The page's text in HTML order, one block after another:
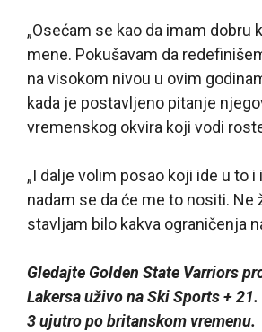
„Osećam se kao da imam dobru
mene. Pokušavam da
na visokom nivou u ovim
kada je postavljeno pitanje
vremenskog okvira koji vodi
„I dalje volim posao koji ide u to i
nadam se da će me to nositi. Ne
stavljam bilo kakva ograničenja
Gledajte Golden State Varriors
Lakersa uživo na Ski Sports +
3 ujutro po britanskom vremenu.